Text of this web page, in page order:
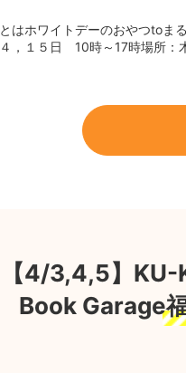
はホワイトデーのおやつtoま
，１５日 10時～17時場所
【4/3,4,5】
Book Garage